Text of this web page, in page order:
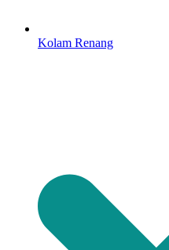
Kolam Renang